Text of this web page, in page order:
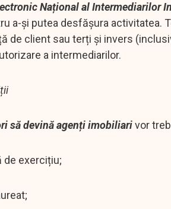
Național al Intermediarilor
a-și putea desfășura activitatea.
de client sau terți și invers
a intermediarilor.
să devină agenți imobiliarivor
de exercițiu;